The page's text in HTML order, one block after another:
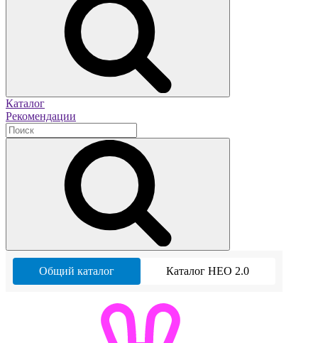
Каталог
Рекомендации
Общий каталог Каталог НЕО 2.0